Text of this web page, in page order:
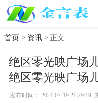
首页 > 资讯 > 正文
绝区零光映广场
绝区零光映广场
发布时间： 2024-07-19 21:29:19